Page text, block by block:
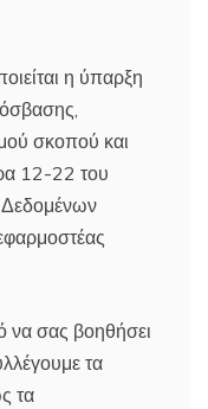
η ύπαρξη
σκοπού και
12-22 του
Δεδομένων
να σας βοηθήσει
τα
τα